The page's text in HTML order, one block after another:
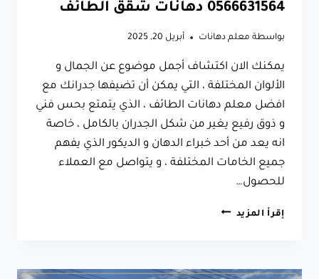
0566631564 دهانات شقق الطائف
بواسطة معلم دهانات أبريل 20, 2025
يمكنك الان اكتشاف أجمل موضوع عن الجمال و
الألوان المختلفة ، التي يمكن أن تضيفها جدرانك مع
افضل معلم دهانات الطائف ، الذي يتمتع بحس فني
و ذوق رفيع يغير من شكل الجدران بالكامل ، خاصة
انه يعد من أحد خبراء الدهان و الديكور الذي يفهم
جميع الخامات المختلفة ، و يتواصل مع العملاء
للحصول…
إقرأ المزيد افضل
ت: